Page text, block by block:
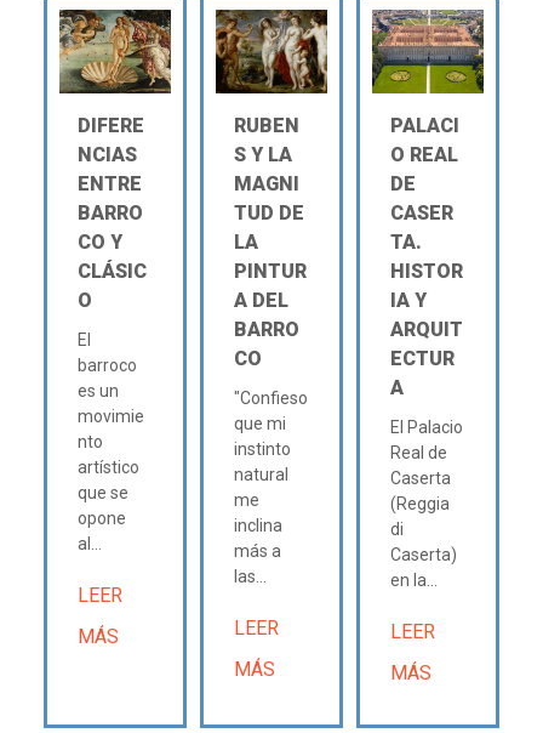
DIFERE
NCIAS
ENTRE
BARRO
CO Y
CLÁSIC
O
El
barroco
es un
movimie
nto
artístico
que se
opone
al...
LEER
MÁS
RUBEN
S Y LA
MAGNI
TUD DE
LA
PINTUR
A DEL
BARRO
CO
"Confieso
que mi
instinto
natural
me
inclina
más a
las...
LEER
MÁS
PALACI
O REAL
DE
CASER
TA.
HISTOR
IA Y
ARQUIT
ECTUR
A
El Palacio
Real de
Caserta
(Reggia
di
Caserta)
en la...
LEER
MÁS